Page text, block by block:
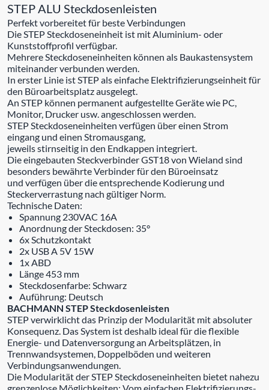
STEP ALU Steckdosenleisten
Perfekt vorbereitet für beste Verbindungen
Die STEP Steckdoseneinheit ist mit Aluminium- oder
Kunststoffprofil verfügbar.
Mehrere Steckdoseneinheiten können als Baukastensystem
miteinander verbunden werden.
In erster Linie ist STEP als einfache Elektrifizierungseinheit für
den Büroarbeitsplatz ausgelegt.
An STEP können permanent aufgestellte Geräte wie PC,
Monitor, Drucker usw. angeschlossen werden.
STEP Steckdoseneinheiten verfügen über einen Strom
eingang und einen Stromausgang,
jeweils stirnseitig in den Endkappen integriert.
Die eingebauten Steckverbinder GST18 von Wieland sind
besonders bewährte Verbinder für den Büroeinsatz
und verfügen über die entsprechende Kodierung und
Steckerverrastung nach gültiger Norm.
Technische Daten:
Spannung 230VAC 16A
Anordnung der Steckdosen: 35°
6x Schutzkontakt
2x USB A 5V 15W
1x ABD
Länge 453 mm
Steckdosenfarbe: Schwarz
Auführung: Deutsch
BACHMANN STEP Steckdosenleisten
STEP verwirklicht das Prinzip der Modularität mit absoluter
Konsequenz. Das System ist deshalb ideal für die flexible
Energie- und Datenversorgung an Arbeitsplätzen, in
Trennwandsystemen, Doppelböden und weiteren
Verbindungsanwendungen.
Die Modularität der STEP Steckdoseneinheiten bietet nahezu
grenzenlose Möglichkeiten: Vom einfachen Elektrifizierungs-